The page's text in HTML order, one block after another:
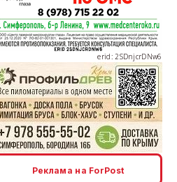
erid: 2SDnjcrDNw6
erid: 2SDnjdPjgYS
Реклама на ForPost